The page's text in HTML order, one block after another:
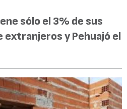
sólo el 3% de sus
extranjeros y Pehuajó el